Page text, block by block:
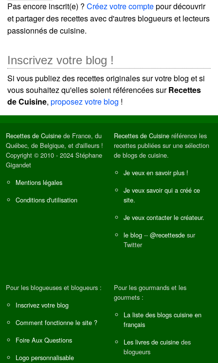
Pas encore inscrit(e) ? Créez votre comptepour découvrir
et partager des recettes avec d'autres blogueurs et lecteurs
passionnés de cuisine.
Inscrivez votre blog !
Si vous publiez des recettes originales sur votre blog et si
vous souhaitez qu'elles soient référencées surRecettes
de Cuisine, proposez votre blog !
Recettes de Cuisine de France, du
Québec, de Belgique, et d'ailleurs !
Copyright © 2010 - 2024 Stéphane
Gigandet
Mentions légales
Conditions d'utilisation
Recettes de Cuisine référence les
recettes publiées sur une sélection
de blogs de cuisine.
Je veux en savoir plus !
Je veux savoir qui a créé ce
site.
Je veux contacter le créateur.
le blog -- @recettesde sur
Twitter
Pour les blogueuses et blogueurs :
Inscrivez votre blog
Comment fonctionne le site ?
Foire Aux Questions
Logo personnalisable
Pour les gourmands et les
gourmets :
La liste des blogs cuisine en
français
Les livres de cuisine des
blogueurs